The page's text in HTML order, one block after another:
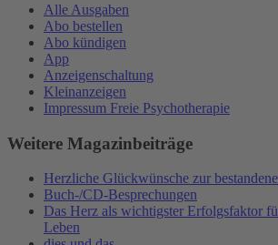
Alle Ausgaben
Abo bestellen
Abo kündigen
App
Anzeigenschaltung
Kleinanzeigen
Impressum Freie Psychotherapie
Weitere Magazinbeiträge
Herzliche Glückwünsche zur
Buch-/CD-Besprechungen
Das Herz als wichtigster Erfolgsfaktor
Leben